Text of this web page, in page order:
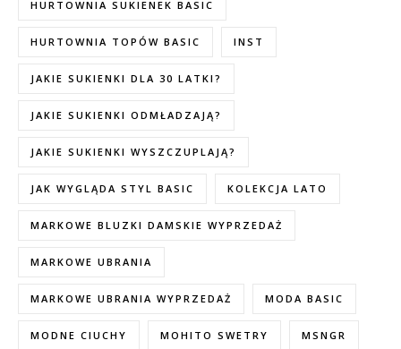
HURTOWNIA SUKIENEK BASIC
HURTOWNIA TOPÓW BASIC INST
JAKIE SUKIENKI DLA 30 LATKI?
JAKIE SUKIENKI ODMŁADZAJĄ?
JAKIE SUKIENKI WYSZCZUPLAJĄ?
JAK WYGLĄDA STYL BASIC KOLEKCJA LATO
MARKOWE BLUZKI DAMSKIE WYPRZEDAŻ
MARKOWE UBRANIA
MARKOWE UBRANIA WYPRZEDAŻ MODA BASIC
MODNE CIUCHY MOHITO SWETRY MSNGR